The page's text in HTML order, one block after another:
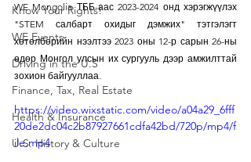
Know Your Rights!
WE Events
Driving in the U.S
Finance, Tax, Real Estate
Health & Insurance
U.S. History & Culture
WE Mongolia ТББ-аас 2023-2024 онд хэрэгжүүлэх
"STEM салбарт охидыг дэмжих" тэтгэлэгт
хөтөлбөрийн нээлтээ 2023 оны 12-р сарын 26-ны
өдөр Монгол улсын их сургууль дээр амжилттай
зохион байгууллаа.
https://video.wixstatic.com/video/a04a29_6fff
20de2dc04c2b87927661cdfa42bd/720p/mp4/f
ile.mp4